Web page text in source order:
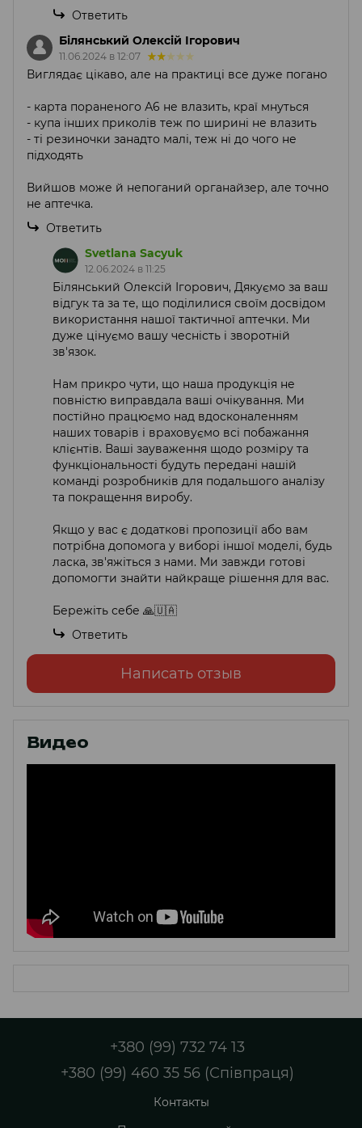
Ответить
Білянський Олексій Ігорович
11.06.2024 в 12:07
Виглядає цікаво, але на практиці все дуже погано
- карта пораненого А6 не влазить, краї мнуться
- купа інших приколів теж по ширині не влазить
- ті резиночки занадто малі, теж ні до чого не
підходять
Вийшов може й непоганий органайзер, але точно
не аптечка.
Ответить
Svetlana Sacyuk
12.06.2024 в 11:25
Білянський Олексій Ігорович, Дякуємо за ваш
відгук та за те, що поділилися своїм досвідом
використання нашої тактичної аптечки. Ми
дуже цінуємо вашу чесність і зворотній
зв'язок.
Нам прикро чути, що наша продукція не
повністю виправдала ваші очікування. Ми
постійно працюємо над вдосконаленням
наших товарів і враховуємо всі побажання
клієнтів. Ваші зауваження щодо розміру та
функціональності будуть передані нашій
команді розробників для подальшого аналізу
та покращення виробу.
Якщо у вас є додаткові пропозиції або вам
потрібна допомога у виборі іншої моделі, будь
ласка, зв'яжіться з нами. Ми завжди готові
допомогти знайти найкраще рішення для вас.
Бережіть себе 🙏🇺🇦
Ответить
Написать отзыв
Видео
+380 (99) 732 74 13
+380 (99) 460 35 56 (Співпраця)
Контакты